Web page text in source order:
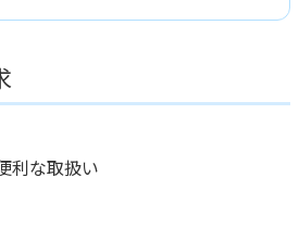
利な取扱い